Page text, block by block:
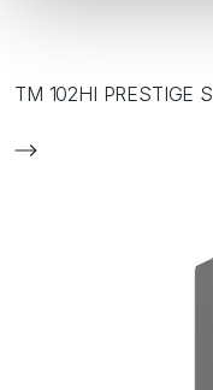
TM 102HI PRESTIGE